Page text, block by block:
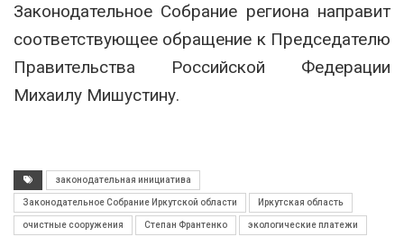
Законодательное Собрание региона направит
соответствующее обращение к Председателю
Правительства Российской Федерации
Михаилу Мишустину.
законодательная инициатива
Законодательное Собрание Иркутской области Иркутская область
очистные сооружения Степан Франтенко экологические платежи